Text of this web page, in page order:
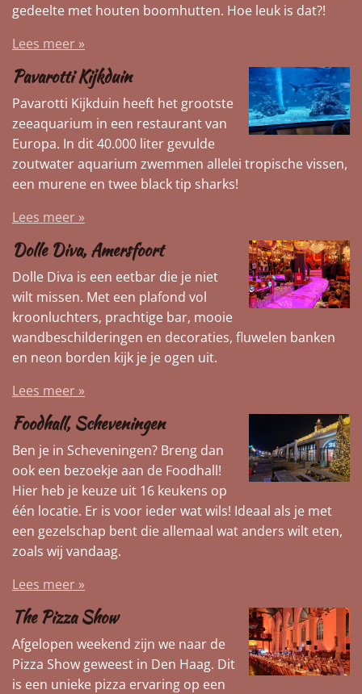
gedeelte met houten boomhutten. Hoe leuk is dat?!
Lees meer »
Pavarotti Kijkduin
Pavarotti Kijkduin heeft het grootste
zeeaquarium in een restaurant van
Europa. In dit 40.000 liter gevulde
zoutwater aquarium zwemmen allelei tropische vissen,
een murene en twee black tip sharks!
Lees meer »
Dolle Diva, Amersfoort
Dolle Diva is een eetbar die je niet
wilt missen. Met een plafond vol
kroonluchters, prachtige bar, mooie
wandbeschilderingen en decoraties, fluwelen banken
en neon borden kijk je je ogen uit.
Lees meer »
Foodhall, Scheveningen
Ben je in Scheveningen? Breng dan
ook een bezoekje aan de Foodhall!
Hier heb je keuze uit 16 keukens op
één locatie. Er is voor ieder wat wils! Ideaal als je met
een gezelschap bent die allemaal wat anders wilt eten,
zoals wij vandaag.
Lees meer »
The Pizza Show
Afgelopen weekend zijn we naar de
Pizza Show geweest in Den Haag. Dit
is een unieke pizza ervaring op een